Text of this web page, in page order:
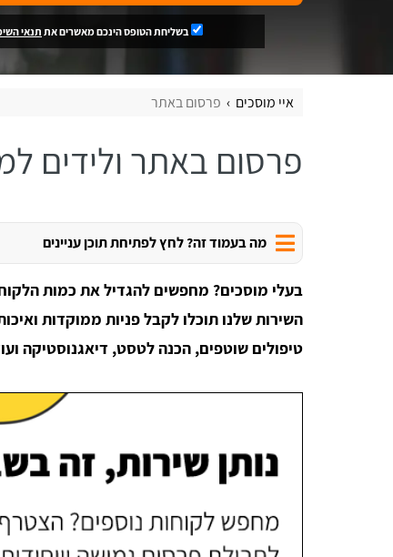
בשליחת הטופס הינכם מאשרים אתתנאי
איי מוסכים פרסום באתר
פרסום באתר ולידים
מה בעמוד זה? לחץ לפתיחת תוכן עניינים
בעלי מוסכים? מחפשים להגדיל את כמות
השירות שלנו תוכלו לקבל פניות ממוקדות
טיפולים שוטפים, הכנה לטסט, דיאגנוסטיקה